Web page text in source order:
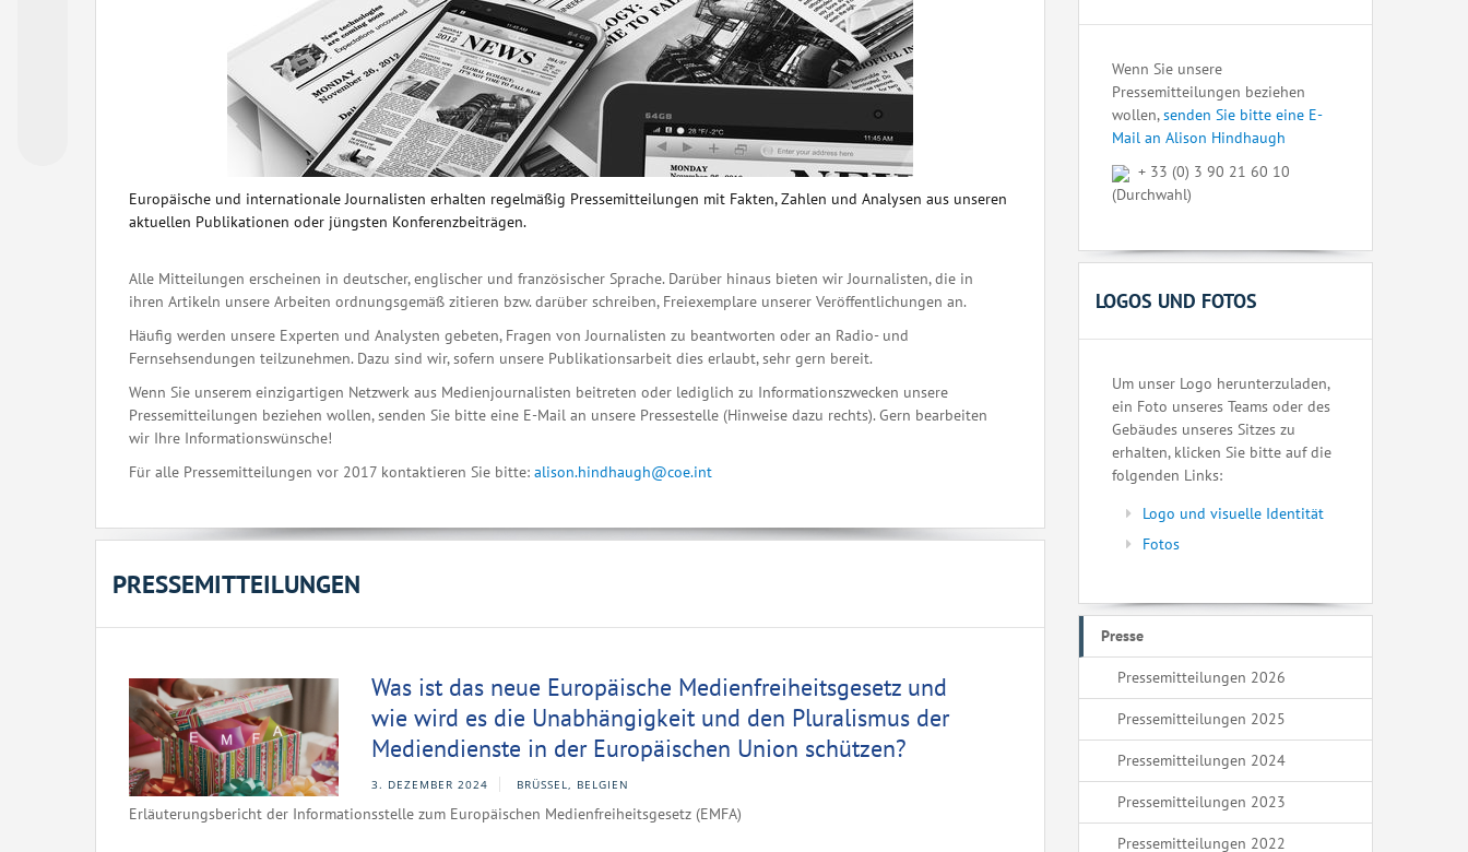
Europäische und internationale Journalisten erhalten regelmäßig Pressemitteilungen mit Fakten, Zahlen und Analysen aus unseren
aktuellen Publikationen oder jüngsten Konferenzbeiträgen.
Alle Mitteilungen erscheinen in deutscher, englischer und französischer Sprache. Darüber hinaus bieten wir Journalisten, die in
ihren Artikeln unsere Arbeiten ordnungsgemäß zitieren bzw. darüber schreiben, Freiexemplare unserer Veröffentlichungen an.
Häufig werden unsere Experten und Analysten gebeten, Fragen von Journalisten zu beantworten oder an Radio- und
Fernsehsendungen teilzunehmen. Dazu sind wir, sofern unsere Publikationsarbeit dies erlaubt, sehr gern bereit.
Wenn Sie unserem einzigartigen Netzwerk aus Medienjournalisten beitreten oder lediglich zu Informationszwecken unsere
Pressemitteilungen beziehen wollen, senden Sie bitte eine E-Mail an unsere Pressestelle (Hinweise dazu rechts). Gern bearbeiten
wir Ihre Informationswünsche!
Für alle Pressemitteilungen vor 2017 kontaktieren Sie bitte: alison.hindhaugh@coe.int
PRESSEMITTEILUNGEN
Was ist das neue Europäische Medienfreiheitsgesetz und
wie wird es die Unabhängigkeit und den Pluralismus der
Mediendienste in der Europäischen Union schützen?
3. DEZEMBER 2024 BRÜSSEL, BELGIEN
Erläuterungsbericht der Informationsstelle zum Europäischen Medienfreiheitsgesetz (EMFA)
Wenn Sie unsere
Pressemitteilungen beziehen
wollen,senden Sie bitte eine E-
Mail an Alison Hindhaugh
+ 33 (0) 3 90 21 60 10
(Durchwahl)
LOGOS UND FOTOS
Um unser Logo herunterzuladen,
ein Foto unseres Teams oder des
Gebäudes unseres Sitzes zu
erhalten, klicken Sie bitte auf die
folgenden Links:
Logo und visuelle Identität
Fotos
Presse
Pressemitteilungen 2026
Pressemitteilungen 2025
Pressemitteilungen 2024
Pressemitteilungen 2023
Pressemitteilungen 2022